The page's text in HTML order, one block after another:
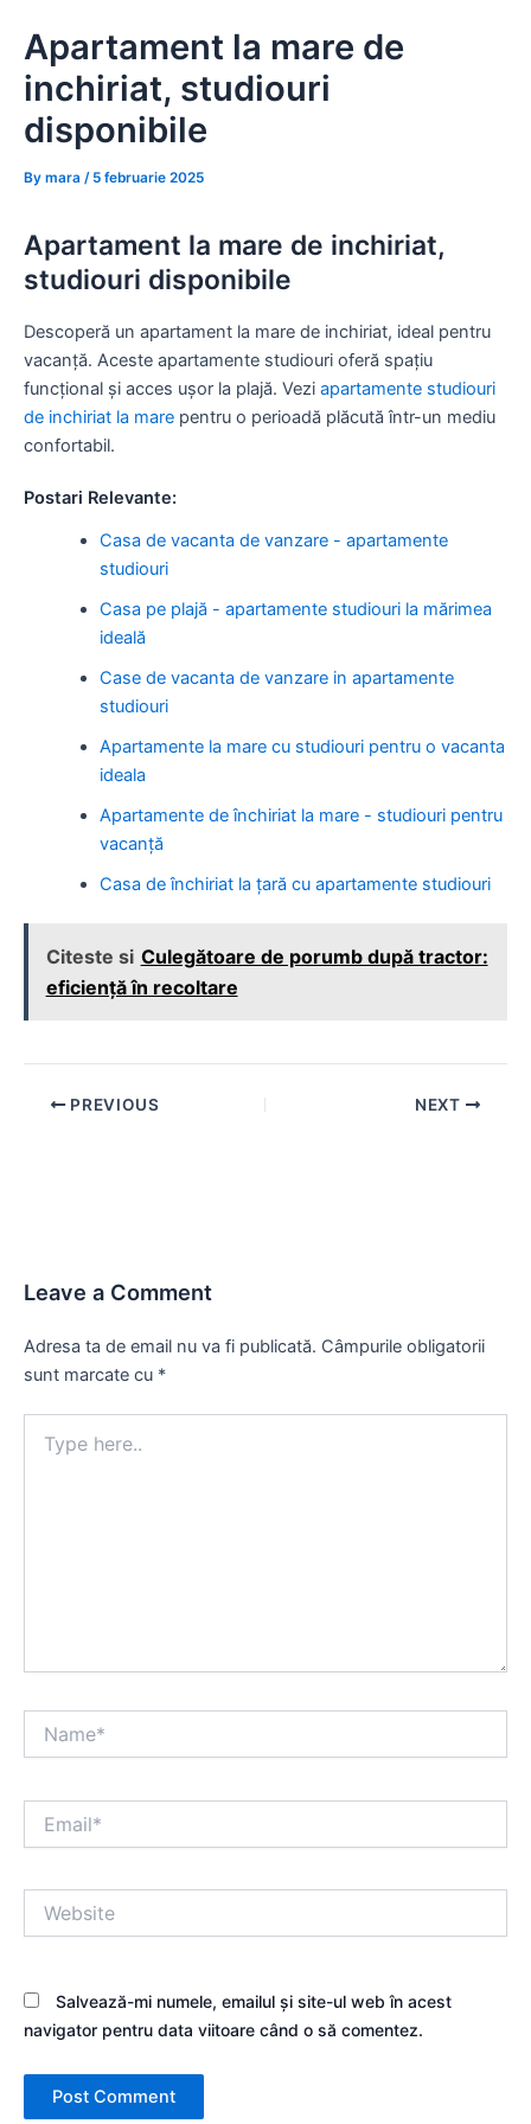
content
Apartament la mare de
inchiriat, studiouri
disponibile
By mara / 5 februarie 2025
Apartament la mare de inchiriat,
studiouri disponibile
Descoperă un apartament la mare de inchiriat, ideal pentru
vacanță. Aceste apartamente studiouri oferă spațiu
funcțional și acces ușor la plajă. Vezi apartamente studiouri
de inchiriat la mare pentru o perioadă plăcută într-un mediu
confortabil.
Postari Relevante:
Casa de vacanta de vanzare - apartamente
studiouri
Casa pe plajă - apartamente studiouri la mărimea
ideală
Case de vacanta de vanzare in apartamente
studiouri
Apartamente la mare cu studiouri pentru o vacanta
ideala
Apartamente de închiriat la mare - studiouri pentru
vacanță
Casa de închiriat la țară cu apartamente studiouri
Citeste si Culegătoare de porumb după tractor:
eficiență în recoltare
Post PREVIOUS NEXT
Leave a Comment
Adresa ta de email nu va fi publicată. Câmpurile obligatorii
sunt marcate cu *
here..
Salvează-mi numele, emailul și site-ul web în acest
navigator pentru data viitoare când o să comentez.